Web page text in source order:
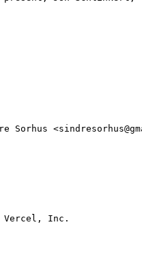
Sorhus
Vercel, Inc.